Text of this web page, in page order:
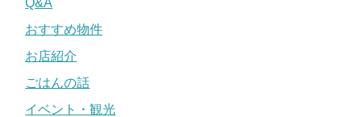
おすすめ物件
お店紹介
ごはんの話
イベント・観光